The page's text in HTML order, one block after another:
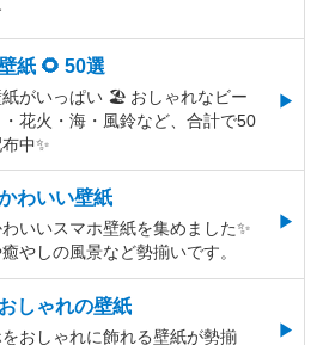
紙 🌻 50選
紙がいっぱい 🏖 おしゃれなビー
花火・海・風鈴など、合計で50
中✨
わいい壁紙
いいスマホ壁紙を集めました✨
やしの風景など勢揃いです。
しゃれの壁紙
おしゃれに飾れる壁紙が勢揃